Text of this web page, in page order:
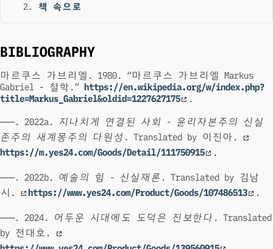
책 속으로
BIBLIOGRAPHY
마르쿠스 가브리엘. 1980. “마르쿠스 가브리엘 Markus
Gabriel - 철학.” https://en.wikipedia.org/w/index.php?
title=Markus_Gabriel&oldid=1227627175
.
———. 2022a.
지나치게 연결된 사회 - 윤리자본주의 신실
존주의 새계몽주의 다원성 . Translated by 이진아.
https://m.yes24.com/Goods/Detail/111750915
.
———. 2022b. 예술의 힘 - 신실재론 . Translated by 김남
시.
https://www.yes24.com/Product/Goods/107486513 .
———. 2024. 어두운 시대에도 도덕은 진보한다 . Translated
by 전대호.